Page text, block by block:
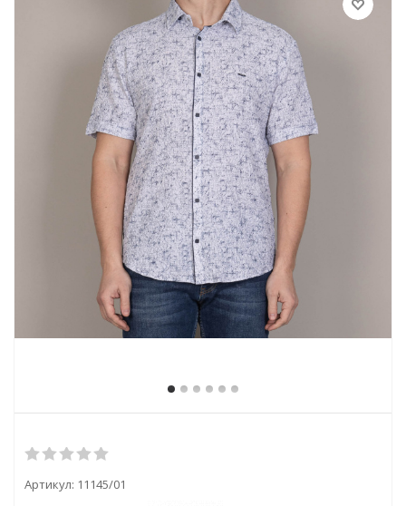
Артикул: 11145/01